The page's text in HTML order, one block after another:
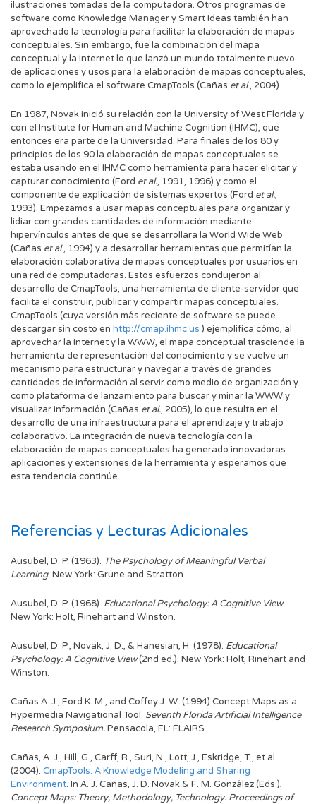
ilustraciones tomadas de la computadora. Otros programas de
software como Knowledge Manager y Smart Ideas también han
aprovechado la tecnología para facilitar la elaboración de mapas
conceptuales. Sin embargo, fue la combinación del mapa
conceptual y la Internet lo que lanzó un mundo totalmente nuevo
de aplicaciones y usos para la elaboración de mapas conceptuales,
como lo ejemplifica el software CmapTools (Cañas et al., 2004).
En 1987, Novak inició su relación con la University of West Florida y
con el Institute for Human and Machine Cognition (IHMC), que
entonces era parte de la Universidad. Para finales de los 80 y
principios de los 90 la elaboración de mapas conceptuales se
estaba usando en el IHMC como herramienta para hacer elicitar y
capturar conocimiento (Ford et al., 1991, 1996) y como el
componente de explicación de sistemas expertos (Ford et al.,
1993). Empezamos a usar mapas conceptuales para organizar y
lidiar con grandes cantidades de información mediante
hipervínculos antes de que se desarrollara la World Wide Web
(Cañas et al., 1994) y a desarrollar herramientas que permitían la
elaboración colaborativa de mapas conceptuales por usuarios en
una red de computadoras. Estos esfuerzos condujeron al
desarrollo de CmapTools, una herramienta de cliente-servidor que
facilita el construir, publicar y compartir mapas conceptuales.
CmapTools (cuya versión más reciente de software se puede
descargar sin costo en http://cmap.ihmc.us ) ejemplifica cómo, al
aprovechar la Internet y la WWW, el mapa conceptual trasciende la
herramienta de representación del conocimiento y se vuelve un
mecanismo para estructurar y navegar a través de grandes
cantidades de información al servir como medio de organización y
como plataforma de lanzamiento para buscar y minar la WWW y
visualizar información (Cañas et al., 2005), lo que resulta en el
desarrollo de una infraestructura para el aprendizaje y trabajo
colaborativo. La integración de nueva tecnología con la
elaboración de mapas conceptuales ha generado innovadoras
aplicaciones y extensiones de la herramienta y esperamos que
esta tendencia continúe.
Referencias y Lecturas Adicionales
Ausubel, D. P. (1963). The Psychology of Meaningful Verbal
Learning. New York: Grune and Stratton.
Ausubel, D. P. (1968). Educational Psychology: A Cognitive View.
New York: Holt, Rinehart and Winston.
Ausubel, D. P., Novak, J. D., & Hanesian, H. (1978). Educational
Psychology: A Cognitive View(2nd ed.). New York: Holt, Rinehart and
Winston.
Cañas A. J., Ford K. M., and Coffey J. W. (1994) Concept Maps as a
Hypermedia Navigational Tool. Seventh Florida Artificial Intelligence
Research Symposium.Pensacola, FL: FLAIRS.
Cañas, A. J., Hill, G., Carff, R., Suri, N., Lott, J., Eskridge, T., et al.
(2004). CmapTools: A Knowledge Modeling and Sharing
Environment. In A. J. Cañas, J. D. Novak & F. M. González (Eds.),
Concept Maps: Theory, Methodology, Technology. Proceedings of